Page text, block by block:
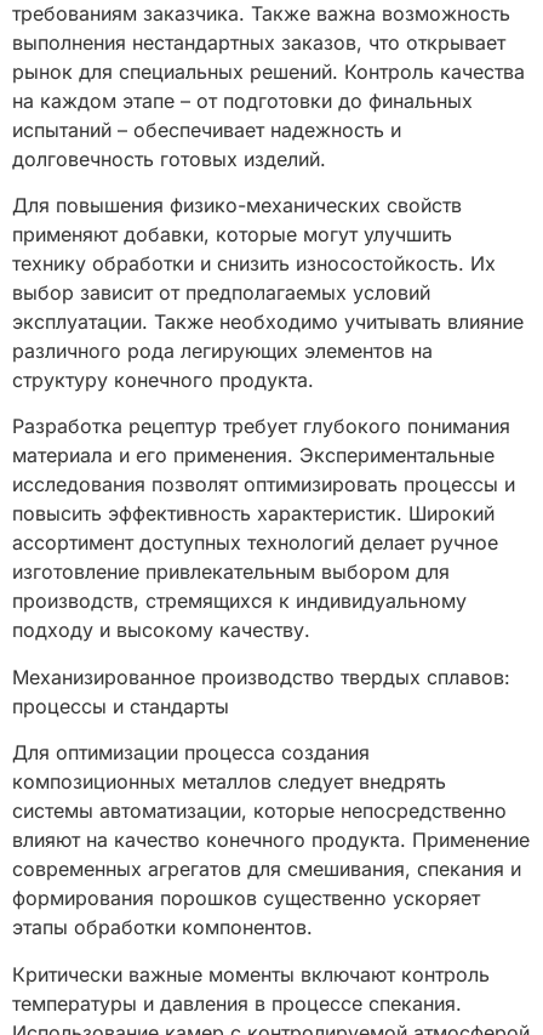
требованиям заказчика. Также важна возможность
выполнения нестандартных заказов, что открывает
рынок для специальных решений. Контроль качества
на каждом этапе – от подготовки до финальных
испытаний – обеспечивает надежность и
долговечность готовых изделий.
Для повышения физико-механических свойств
применяют добавки, которые могут улучшить
технику обработки и снизить износостойкость. Их
выбор зависит от предполагаемых условий
эксплуатации. Также необходимо учитывать влияние
различного рода легирующих элементов на
структуру конечного продукта.
Разработка рецептур требует глубокого понимания
материала и его применения. Экспериментальные
исследования позволят оптимизировать процессы и
повысить эффективность характеристик. Широкий
ассортимент доступных технологий делает ручное
изготовление привлекательным выбором для
производств, стремящихся к индивидуальному
подходу и высокому качеству.
Механизированное производство твердых сплавов:
процессы и стандарты
Для оптимизации процесса создания
композиционных металлов следует внедрять
системы автоматизации, которые непосредственно
влияют на качество конечного продукта. Применение
современных агрегатов для смешивания, спекания и
формирования порошков существенно ускоряет
этапы обработки компонентов.
Критически важные моменты включают контроль
температуры и давления в процессе спекания.